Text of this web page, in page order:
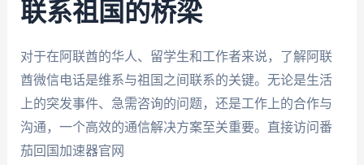
联系祖国的桥梁
对于在阿联酋的华人、留学生和工作者来说，了解阿联
酋微信电话是维系与祖国之间联系的关键。无论是生活
上的突发事件、急需咨询的问题，还是工作上的合作与
沟通，一个高效的通信解决方案至关重要。直接访问番
茄回国加速器官网